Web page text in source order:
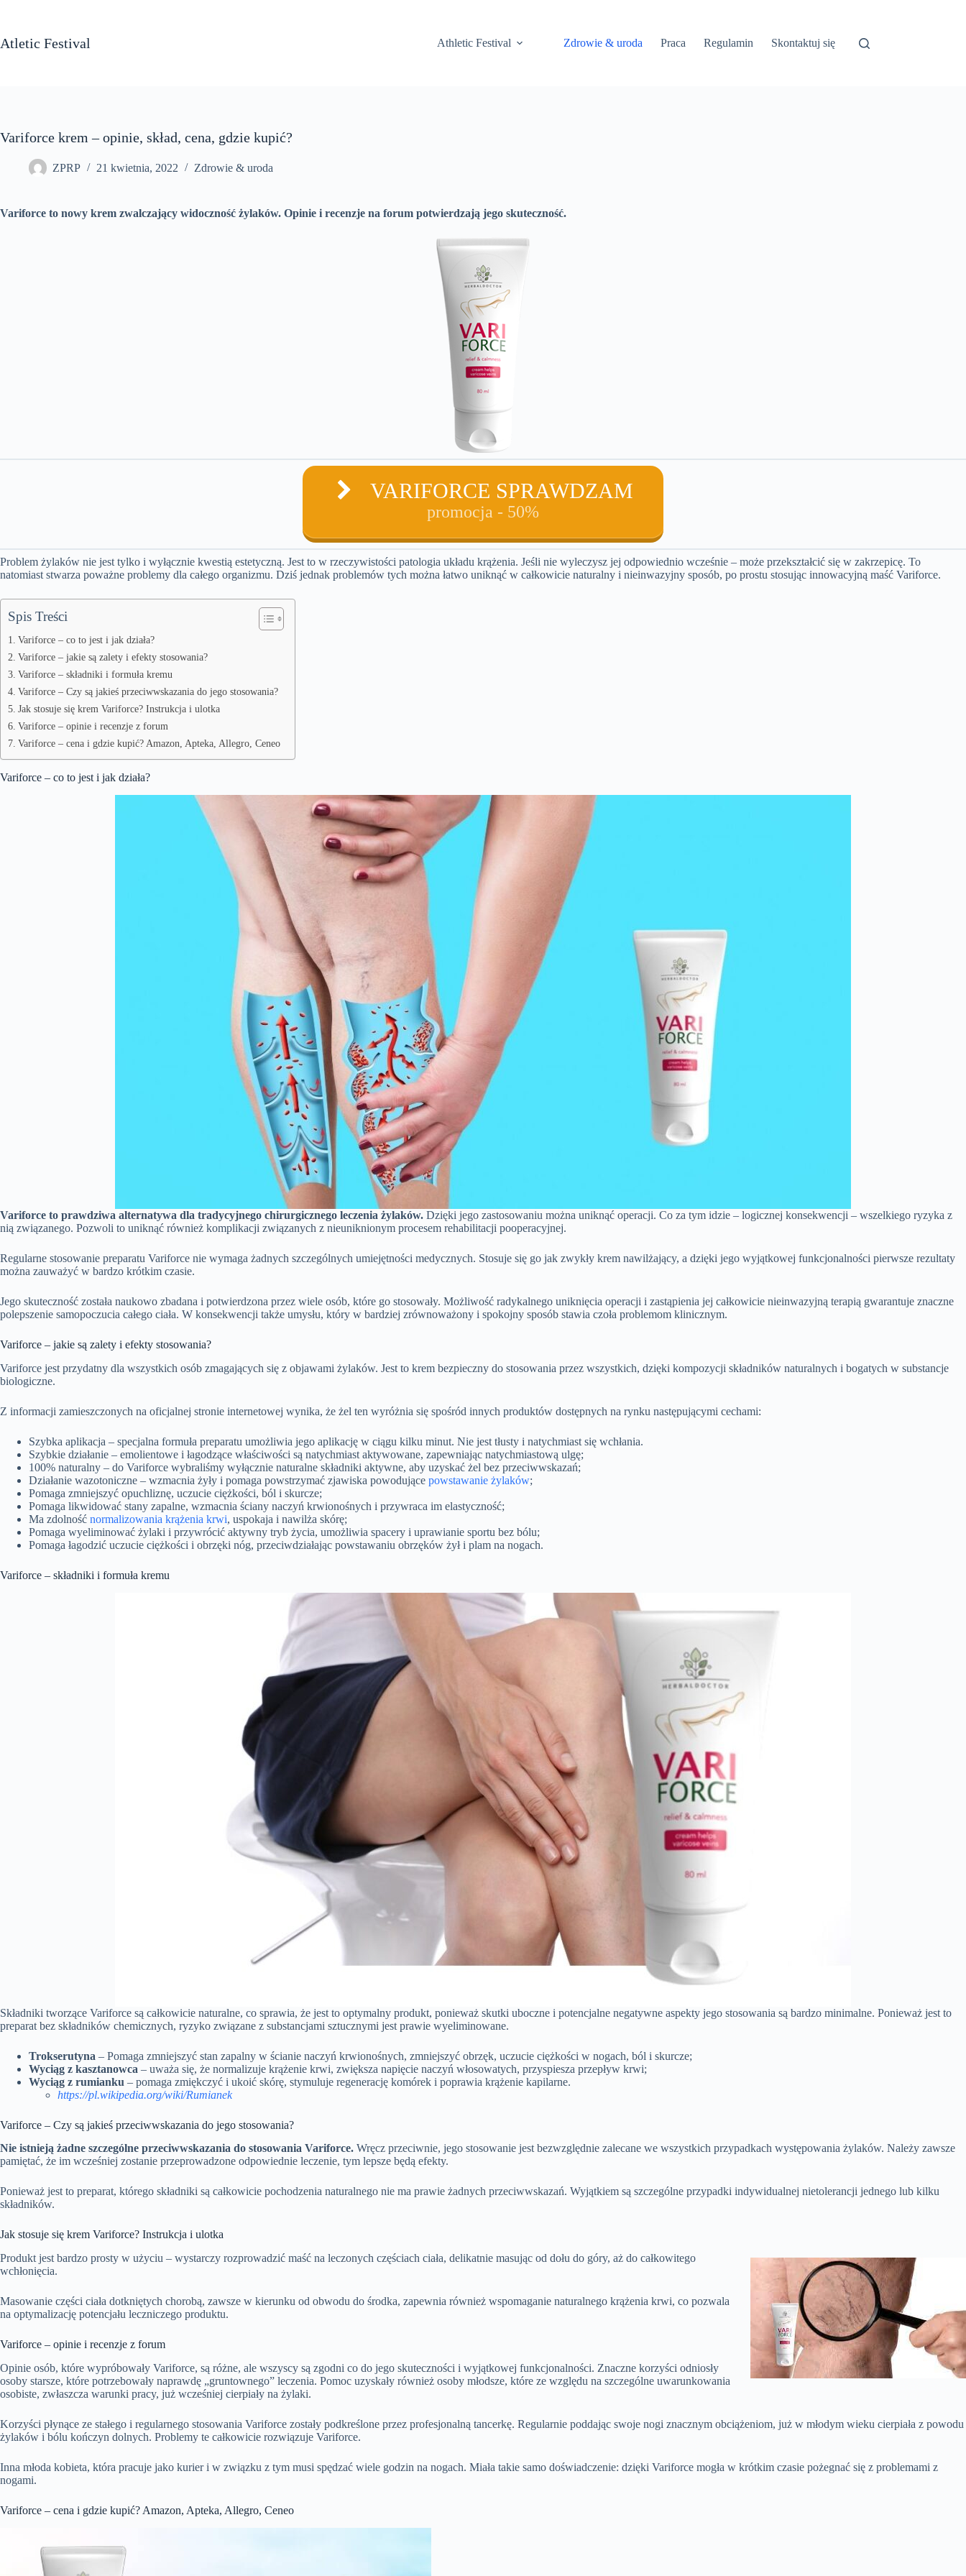
Atletic Festival Athletic Festival Zdrowie & uroda Praca Regulamin Skontaktuj się
Variforce krem – opinie, skład, cena, gdzie kupić?
ZPRP 21 kwietnia, 2022 Zdrowie & uroda
Variforce to nowy krem zwalczający widoczność żylaków. Opinie i recenzje na forum potwierdzają jego skuteczność.
VARIFORCE SPRAWDZAM
promocja - 50%
Problem żylaków nie jest tylko i wyłącznie kwestią estetyczną. Jest to w rzeczywistości patologia układu krążenia. Jeśli nie wyleczysz jej odpowiednio wcześnie – może przekształcić się w zakrzepicę. To
natomiast stwarza poważne problemy dla całego organizmu. Dziś jednak problemów tych można łatwo uniknąć w całkowicie naturalny i nieinwazyjny sposób, po prostu stosując innowacyjną maść Variforce.
Spis Treści
Variforce – co to jest i jak działa?
Variforce – jakie są zalety i efekty stosowania?
Variforce – składniki i formuła kremu
Variforce – Czy są jakieś przeciwwskazania do jego stosowania?
Jak stosuje się krem Variforce? Instrukcja i ulotka
Variforce – opinie i recenzje z forum
Variforce – cena i gdzie kupić? Amazon, Apteka, Allegro, Ceneo
Variforce – co to jest i jak działa?
Variforce to prawdziwa alternatywa dla tradycyjnego chirurgicznego leczenia żylaków. Dzięki jego zastosowaniu można uniknąć operacji. Co za tym idzie – logicznej konsekwencji – wszelkiego ryzyka z
nią związanego. Pozwoli to uniknąć również komplikacji związanych z nieuniknionym procesem rehabilitacji pooperacyjnej.
Regularne stosowanie preparatu Variforce nie wymaga żadnych szczególnych umiejętności medycznych. Stosuje się go jak zwykły krem nawilżający, a dzięki jego wyjątkowej funkcjonalności pierwsze rezultaty
można zauważyć w bardzo krótkim czasie.
Jego skuteczność została naukowo zbadana i potwierdzona przez wiele osób, które go stosowały. Możliwość radykalnego uniknięcia operacji i zastąpienia jej całkowicie nieinwazyjną terapią gwarantuje znaczne
polepszenie samopoczucia całego ciała. W konsekwencji także umysłu, który w bardziej zrównoważony i spokojny sposób stawia czoła problemom klinicznym.
Variforce – jakie są zalety i efekty stosowania?
Variforce jest przydatny dla wszystkich osób zmagających się z objawami żylaków. Jest to krem bezpieczny do stosowania przez wszystkich, dzięki kompozycji składników naturalnych i bogatych w substancje
biologiczne.
Z informacji zamieszczonych na oficjalnej stronie internetowej wynika, że żel ten wyróżnia się spośród innych produktów dostępnych na rynku następującymi cechami:
Szybka aplikacja – specjalna formuła preparatu umożliwia jego aplikację w ciągu kilku minut. Nie jest tłusty i natychmiast się wchłania.
Szybkie działanie – emolientowe i łagodzące właściwości są natychmiast aktywowane, zapewniając natychmiastową ulgę;
100% naturalny – do Variforce wybraliśmy wyłącznie naturalne składniki aktywne, aby uzyskać żel bez przeciwwskazań;
Działanie wazotoniczne – wzmacnia żyły i pomaga powstrzymać zjawiska powodujące powstawanie żylaków;
Pomaga zmniejszyć opuchliznę, uczucie ciężkości, ból i skurcze;
Pomaga likwidować stany zapalne, wzmacnia ściany naczyń krwionośnych i przywraca im elastyczność;
Ma zdolność normalizowania krążenia krwi, uspokaja i nawilża skórę;
Pomaga wyeliminować żylaki i przywrócić aktywny tryb życia, umożliwia spacery i uprawianie sportu bez bólu;
Pomaga łagodzić uczucie ciężkości i obrzęki nóg, przeciwdziałając powstawaniu obrzęków żył i plam na nogach.
Variforce – składniki i formuła kremu
Składniki tworzące Variforce są całkowicie naturalne, co sprawia, że jest to optymalny produkt, ponieważ skutki uboczne i potencjalne negatywne aspekty jego stosowania są bardzo minimalne. Ponieważ jest to
preparat bez składników chemicznych, ryzyko związane z substancjami sztucznymi jest prawie wyeliminowane.
Trokserutyna – Pomaga zmniejszyć stan zapalny w ścianie naczyń krwionośnych, zmniejszyć obrzęk, uczucie ciężkości w nogach, ból i skurcze;
Wyciąg z kasztanowca – uważa się, że normalizuje krążenie krwi, zwiększa napięcie naczyń włosowatych, przyspiesza przepływ krwi;
Wyciąg z rumianku – pomaga zmiękczyć i ukoić skórę, stymuluje regenerację komórek i poprawia krążenie kapilarne.
https://pl.wikipedia.org/wiki/Rumianek
Variforce – Czy są jakieś przeciwwskazania do jego stosowania?
Nie istnieją żadne szczególne przeciwwskazania do stosowania Variforce. Wręcz przeciwnie, jego stosowanie jest bezwzględnie zalecane we wszystkich przypadkach występowania żylaków. Należy zawsze
pamiętać, że im wcześniej zostanie przeprowadzone odpowiednie leczenie, tym lepsze będą efekty.
Ponieważ jest to preparat, którego składniki są całkowicie pochodzenia naturalnego nie ma prawie żadnych przeciwwskazań. Wyjątkiem są szczególne przypadki indywidualnej nietolerancji jednego lub kilku
składników.
Jak stosuje się krem Variforce? Instrukcja i ulotka
Produkt jest bardzo prosty w użyciu – wystarczy rozprowadzić maść na leczonych częściach ciała, delikatnie masując od dołu do góry, aż do całkowitego
wchłonięcia.
Masowanie części ciała dotkniętych chorobą, zawsze w kierunku od obwodu do środka, zapewnia również wspomaganie naturalnego krążenia krwi, co pozwala
na optymalizację potencjału leczniczego produktu.
Variforce – opinie i recenzje z forum
Opinie osób, które wypróbowały Variforce, są różne, ale wszyscy są zgodni co do jego skuteczności i wyjątkowej funkcjonalności. Znaczne korzyści odniosły
osoby starsze, które potrzebowały naprawdę „gruntownego” leczenia. Pomoc uzyskały również osoby młodsze, które ze względu na szczególne uwarunkowania
osobiste, zwłaszcza warunki pracy, już wcześniej cierpiały na żylaki.
Korzyści płynące ze stałego i regularnego stosowania Variforce zostały podkreślone przez profesjonalną tancerkę. Regularnie poddając swoje nogi znacznym obciążeniom, już w młodym wieku cierpiała z powodu
żylaków i bólu kończyn dolnych. Problemy te całkowicie rozwiązuje Variforce.
Inna młoda kobieta, która pracuje jako kurier i w związku z tym musi spędzać wiele godzin na nogach. Miała takie samo doświadczenie: dzięki Variforce mogła w krótkim czasie pożegnać się z problemami z
nogami.
Variforce – cena i gdzie kupić? Amazon, Apteka, Allegro, Ceneo